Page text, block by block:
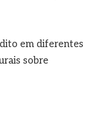
em diferentes
sobre